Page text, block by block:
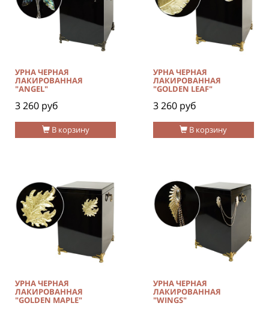
В корзину
УРНА ЧЕРНАЯ
ЛАКИРОВАННАЯ
"ANGEL"
3 260 руб
В корзину
УРНА ЧЕРНАЯ
ЛАКИРОВАННАЯ
"GOLDEN LEAF"
3 260 руб
УРНА ЧЕРНАЯ
ЛАКИРОВАННАЯ
"GOLDEN MAPLE"
УРНА ЧЕРНАЯ
ЛАКИРОВАННАЯ
"WINGS"